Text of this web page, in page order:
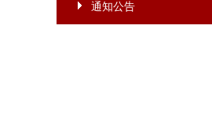
通知公告